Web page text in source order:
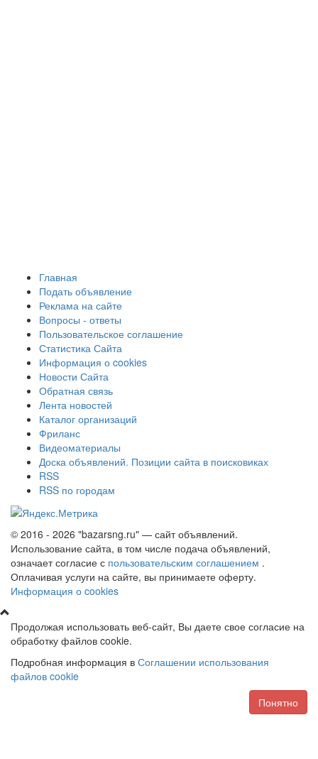
Главная
Подать объявление
Реклама на сайте
Вопросы - ответы
Пользовательское соглашение
Статистика Сайта
Информация о cookies
Новости Сайта
Обратная связь
Лента новостей
Каталог организаций
Фриланс
Видеоматериалы
Доска объявлений. Позиции сайта в поисковиках
RSS
RSS по городам
© 2016 - 2026 "bazarsng.ru" — сайт объявлений.
Использование сайта, в том числе подача объявлений,
означает согласие с пользовательским соглашением .
Оплачивая услуги на сайте, вы принимаете оферту.
Информация о cookies
Продолжая использовать веб-сайт, Вы даете свое согласие на
обработку файлов cookie.
Подробная информация в Соглашении использования
файлов cookie
Понятно